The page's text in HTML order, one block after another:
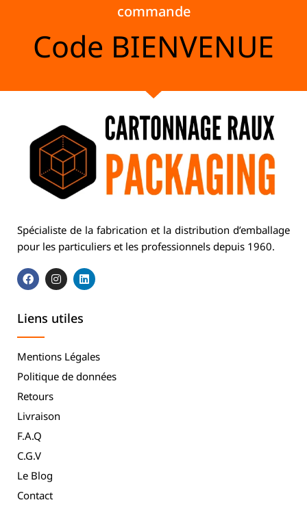
commande
Code BIENVENUE
Spécialiste de la fabrication et la distribution d’emballage
pour les particuliers et les professionnels depuis 1960.
Liens utiles
Mentions Légales
Politique de données
Retours
Livraison
F.A.Q
C.G.V
Le Blog
Contact